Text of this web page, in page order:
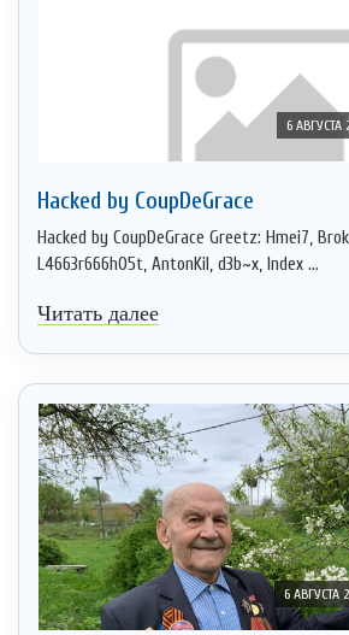
6 АВГУСТА
Hacked by CoupDeGrace
Hacked by CoupDeGrace Greetz: Hmei7,
L4663r666h05t, AntonKil, d3b~x, Index ...
Читать далее
6 АВГУСТА